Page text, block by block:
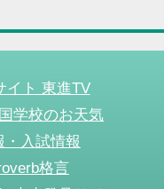
イト 東進TV
学校のお天気
入試情報
格言